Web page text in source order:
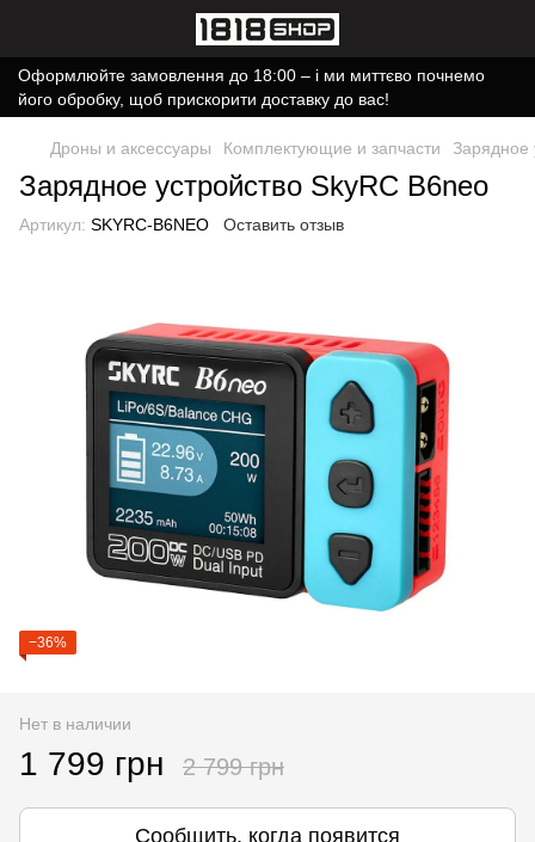
Оформлюйте замовлення до 18:00 – і ми миттєво почнемо
його обробку, щоб прискорити доставку до вас!
Дроны и аксессуары Комплектующие и запчасти Зарядное
Зарядное устройство SkyRC B6neo
Артикул: SKYRC-B6NEO Оставить отзыв
−36%
Нет в наличии
1 799 грн 2 799 грн
Сообщить, когда появится